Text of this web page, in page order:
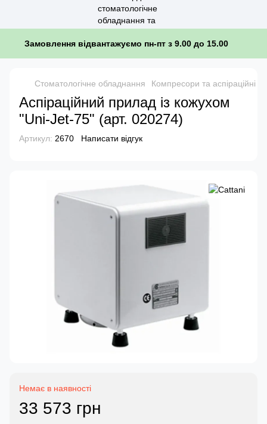
Замовлення відвантажуємо пн-пт з 9.00 до 15.00
Стоматологічне обладнання Компресори та аспіраційні
Аспіраційний прилад із кожухом
"Uni-Jet-75" (арт. 020274)
Артикул: 2670 Написати відгук
Немає в наявності
33 573 грн